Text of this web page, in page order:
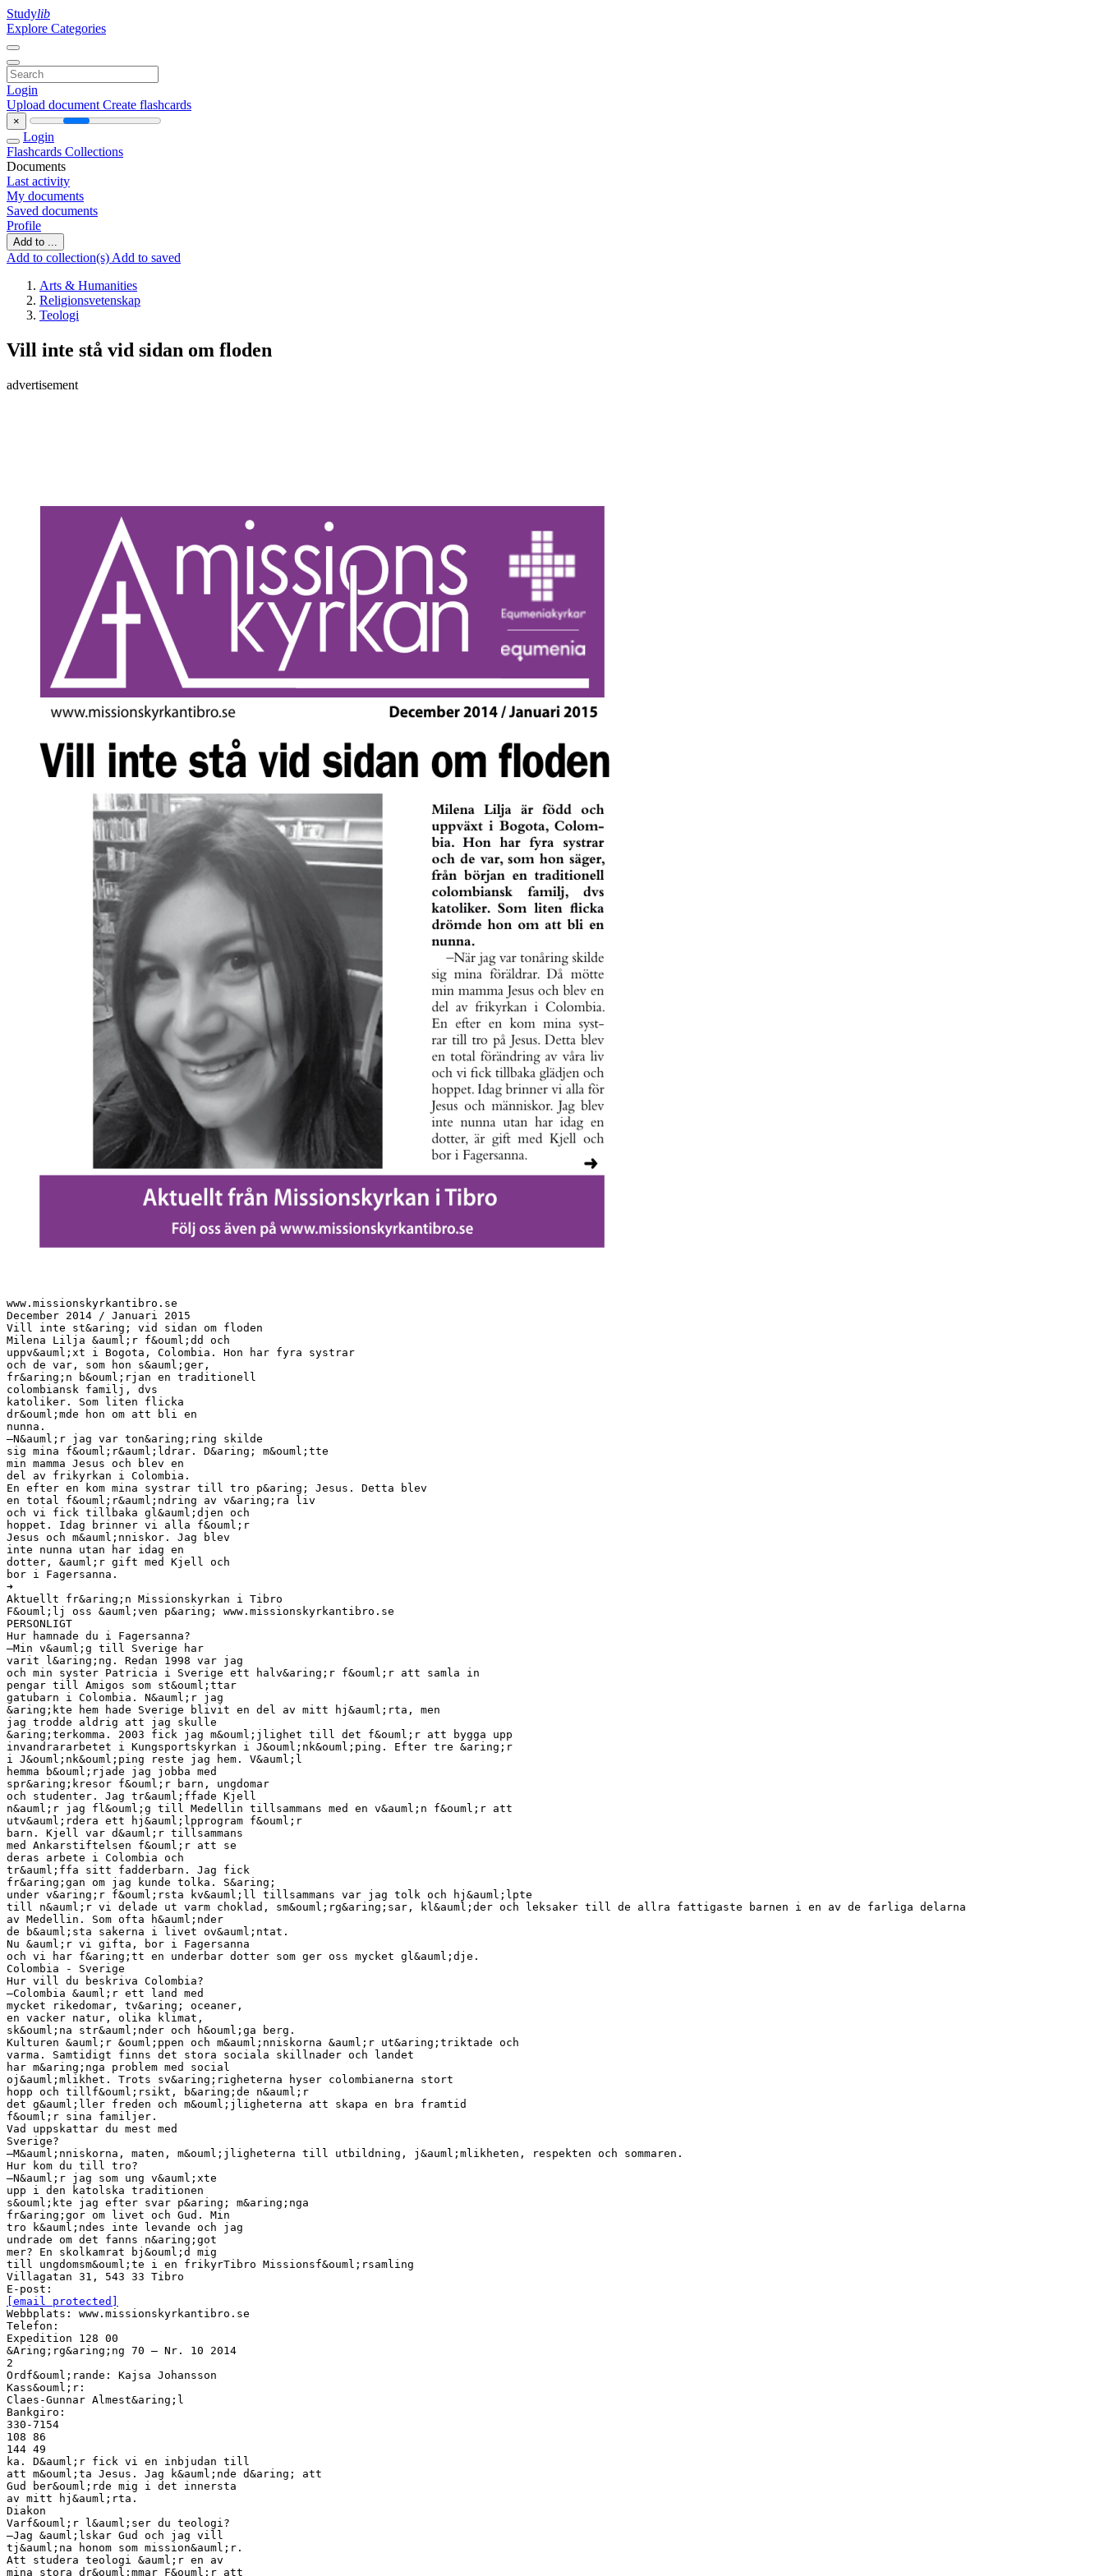
Studylib
Explore Categories
Login
Upload document Create flashcards
×
Login
Flashcards Collections
Documents
Last activity
My documents
Saved documents
Profile
Add to ...
Add to collection(s) Add to saved
Arts & Humanities
Religionsvetenskap
Teologi
Vill inte stå vid sidan om floden
advertisement
www.missionskyrkantibro.se
December 2014 / Januari 2015
Vill inte st&aring; vid sidan om floden
Milena Lilja &auml;r f&ouml;dd och
uppv&auml;xt i Bogota, Colombia. Hon har fyra systrar
och de var, som hon s&auml;ger,
fr&aring;n b&ouml;rjan en traditionell
colombiansk familj, dvs
katoliker. Som liten flicka
dr&ouml;mde hon om att bli en
nunna.
–N&auml;r jag var ton&aring;ring skilde
sig mina f&ouml;r&auml;ldrar. D&aring; m&ouml;tte
min mamma Jesus och blev en
del av frikyrkan i Colombia.
En efter en kom mina systrar till tro p&aring; Jesus. Detta blev
en total f&ouml;r&auml;ndring av v&aring;ra liv
och vi fick tillbaka gl&auml;djen och
hoppet. Idag brinner vi alla f&ouml;r
Jesus och m&auml;nniskor. Jag blev
inte nunna utan har idag en
dotter, &auml;r gift med Kjell och
bor i Fagersanna.
➜
Aktuellt fr&aring;n Missionskyrkan i Tibro
F&ouml;lj oss &auml;ven p&aring; www.missionskyrkantibro.se
PERSONLIGT
Hur hamnade du i Fagersanna?
–Min v&auml;g till Sverige har
varit l&aring;ng. Redan 1998 var jag
och min syster Patricia i Sverige ett halv&aring;r f&ouml;r att samla in
pengar till Amigos som st&ouml;ttar
gatubarn i Colombia. N&auml;r jag
&aring;kte hem hade Sverige blivit en del av mitt hj&auml;rta, men
jag trodde aldrig att jag skulle
&aring;terkomma. 2003 fick jag m&ouml;jlighet till det f&ouml;r att bygga upp
invandrararbetet i Kungsportskyrkan i J&ouml;nk&ouml;ping. Efter tre &aring;r
i J&ouml;nk&ouml;ping reste jag hem. V&auml;l
hemma b&ouml;rjade jag jobba med
spr&aring;kresor f&ouml;r barn, ungdomar
och studenter. Jag tr&auml;ffade Kjell
n&auml;r jag fl&ouml;g till Medellin tillsammans med en v&auml;n f&ouml;r att
utv&auml;rdera ett hj&auml;lpprogram f&ouml;r
barn. Kjell var d&auml;r tillsammans
med Ankarstiftelsen f&ouml;r att se
deras arbete i Colombia och
tr&auml;ffa sitt fadderbarn. Jag fick
fr&aring;gan om jag kunde tolka. S&aring;
under v&aring;r f&ouml;rsta kv&auml;ll tillsammans var jag tolk och hj&auml;lpte
till n&auml;r vi delade ut varm choklad, sm&ouml;rg&aring;sar, kl&auml;der och leksaker till de allra fattigaste barnen i en av de farliga delarna
av Medellin. Som ofta h&auml;nder
de b&auml;sta sakerna i livet ov&auml;ntat.
Nu &auml;r vi gifta, bor i Fagersanna
och vi har f&aring;tt en underbar dotter som ger oss mycket gl&auml;dje.
Colombia - Sverige
Hur vill du beskriva Colombia?
–Colombia &auml;r ett land med
mycket rikedomar, tv&aring; oceaner,
en vacker natur, olika klimat,
sk&ouml;na str&auml;nder och h&ouml;ga berg.
Kulturen &auml;r &ouml;ppen och m&auml;nniskorna &auml;r ut&aring;triktade och
varma. Samtidigt finns det stora sociala skillnader och landet
har m&aring;nga problem med social
oj&auml;mlikhet. Trots sv&aring;righeterna hyser colombianerna stort
hopp och tillf&ouml;rsikt, b&aring;de n&auml;r
det g&auml;ller freden och m&ouml;jligheterna att skapa en bra framtid
f&ouml;r sina familjer.
Vad uppskattar du mest med
Sverige?
–M&auml;nniskorna, maten, m&ouml;jligheterna till utbildning, j&auml;mlikheten, respekten och sommaren.
Hur kom du till tro?
–N&auml;r jag som ung v&auml;xte
upp i den katolska traditionen
s&ouml;kte jag efter svar p&aring; m&aring;nga
fr&aring;gor om livet och Gud. Min
tro k&auml;ndes inte levande och jag
undrade om det fanns n&aring;got
mer? En skolkamrat bj&ouml;d mig
till ungdomsm&ouml;te i en frikyrTibro Missionsf&ouml;rsamling
Villagatan 31, 543 33 Tibro
[email protected]
Webbplats: www.missionskyrkantibro.se
Telefon:
Expedition 128 00
&Aring;rg&aring;ng 70 – Nr. 10 2014
2
Ordf&ouml;rande: Kajsa Johansson
Kass&ouml;r:
Claes-Gunnar Almest&aring;l
Bankgiro:
330-7154
108 86
144 49
ka. D&auml;r fick vi en inbjudan till
att m&ouml;ta Jesus. Jag k&auml;nde d&aring; att
Gud ber&ouml;rde mig i det innersta
av mitt hj&auml;rta.
Diakon
Varf&ouml;r l&auml;ser du teologi?
–Jag &auml;lskar Gud och jag vill
tj&auml;na honom som mission&auml;r.
Att studera teologi &auml;r en av
mina stora dr&ouml;mmar F&ouml;r att